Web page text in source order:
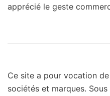
apprécié le geste
Ce site a pour vocation
sociétés et marques.